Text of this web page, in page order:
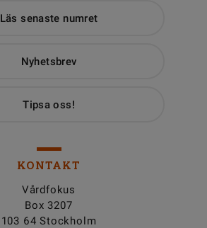
Läs senaste numret
Nyhetsbrev
Tipsa oss!
KONTAKT
Vårdfokus
Box 3207
103 64 Stockholm